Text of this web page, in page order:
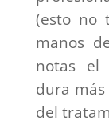
(esto no
manos
notas el
dura
del